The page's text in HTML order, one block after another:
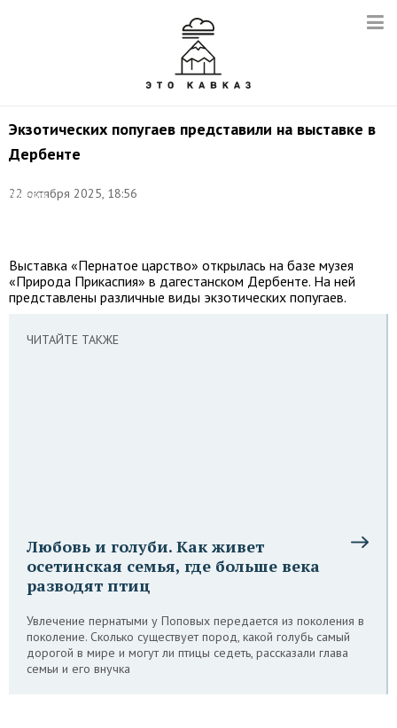
Экзотических попугаев представили на выставке в
Дербенте
22 октября 2025, 18:56
Фото:
Валерия
Выставка «Пернатое царство» открылась на базе музея
«Природа Прикаспия» в дагестанском Дербенте. На ней
представлены различные виды экзотических попугаев.
ЧИТАЙТЕ ТАКЖЕ
Любовь и голуби. Как живет
осетинская семья, где больше века
разводят птиц
Увлечение пернатыми у Поповых передается из поколения в
поколение. Сколько существует пород, какой голубь самый
дорогой в мире и могут ли птицы седеть, рассказали глава
семьи и его внучка